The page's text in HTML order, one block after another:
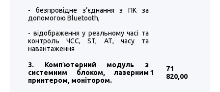
- безпровідне з’єднання з ПК за
допомогою Bluetooth,
- відображення у реальному часі та
контроль ЧСС, ST, АТ, часу та
навантаження
3. Комп’ютерний модуль з
системним блоком, лазерним
принтером, монітором.
1
71
820,00